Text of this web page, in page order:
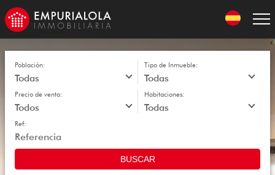
Skip
to
navigation
Skip
to
contentPoblación: Tipo de Inmueble:
Precio de venta: Habitaciones:
Ref:
BUSCAR